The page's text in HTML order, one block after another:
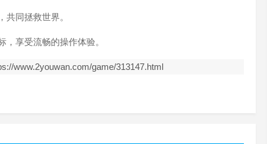
同拯救世界。
享受流畅的操作体验。
www.2youwan.com/game/313147.html